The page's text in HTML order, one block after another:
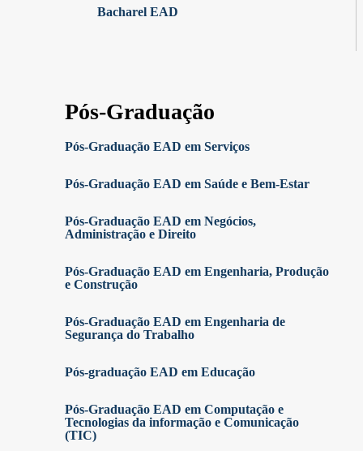
Bacharel EAD
Pós-Graduação
Pós-Graduação EAD em Serviços
Pós-Graduação EAD em Saúde e Bem-Estar
Pós-Graduação EAD em Negócios,
Administração e Direito
Pós-Graduação EAD em Engenharia, Produção
e Construção
Pós-Graduação EAD em Engenharia de
Segurança do Trabalho
Pós-graduação EAD em Educação
Pós-Graduação EAD em Computação e
Tecnologias da informação e Comunicação
(TIC)